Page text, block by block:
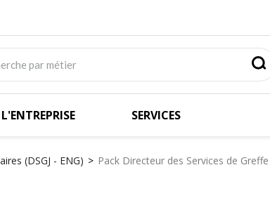
L'ENTREPRISE SERVICES
(DSGJ - ENG) Pack Directeur des Services de